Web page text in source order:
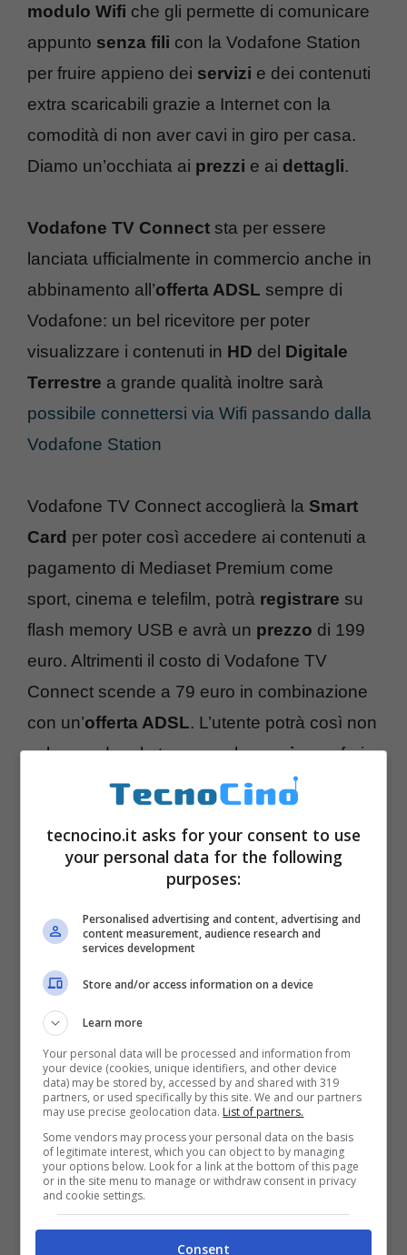
modulo Wifi che gli permette di comunicare
appunto senza fili con la Vodafone Station
per fruire appieno dei servizi e dei contenuti
extra scaricabili grazie a Internet con la
comodità di non aver cavi in giro per casa.
Diamo un’occhiata ai prezzi e ai dettagli.
Vodafone TV Connect sta per essere
lanciata ufficialmente in commercio anche in
abbinamento all’offerta ADSL sempre di
Vodafone: un bel ricevitore per poter
visualizzare i contenuti in HD del Digitale
Terrestre a grande qualità inoltre sarà
possibile connettersi via Wifi passando dalla
Vodafone Station
Vodafone TV Connect accoglierà la Smart
Card per poter così accedere ai contenuti a
pagamento di Mediaset Premium come
sport, cinema e telefilm, potrà registrare su
flash memory USB e avrà un prezzo di 199
euro. Altrimenti il costo di Vodafone TV
Connect scende a 79 euro in combinazione
con un’offerta ADSL. L’utente potrà così non
solo guardare la tv ma anchenavigare, fruire
dei servizi del web e ascoltare musica o
giugno
tecnocino.it asks for your consent to use
your personal data for the following
purposes:
Personalised advertising and content, advertising and
content measurement, audience research and
services development
Store and/or access information on a device
Learn more
Your personal data will be processed and information from
your device (cookies, unique identifiers, and other device
data) may be stored by, accessed by and shared with 319
partners, or used specifically by this site. We and our partners
may use precise geolocation data. List of partners.
Some vendors may process your personal data on the basis
of legitimate interest, which you can object to by managing
your options below. Look for a link at the bottom of this page
or in the site menu to manage or withdraw consent in privacy
and cookie settings.
Consent